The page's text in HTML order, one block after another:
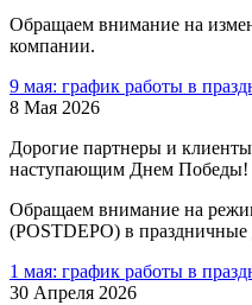
Обращаем внимание на
компании.
9 мая: график работы в
8 Мая 2026
Дорогие партнеры и
наступающим Днем Победы!
Обращаем внимание на
(POSTDEPO) в праздничные
1 мая: график работы в
30 Апреля 2026